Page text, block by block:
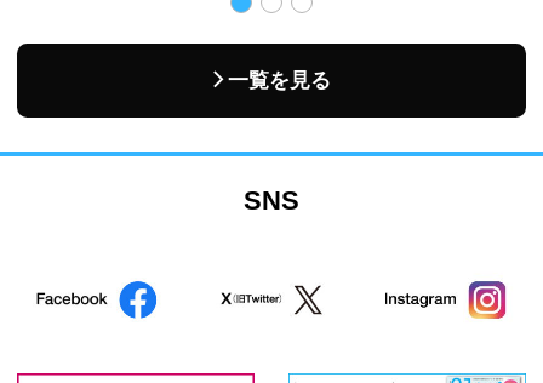
一覧を見る
SNS